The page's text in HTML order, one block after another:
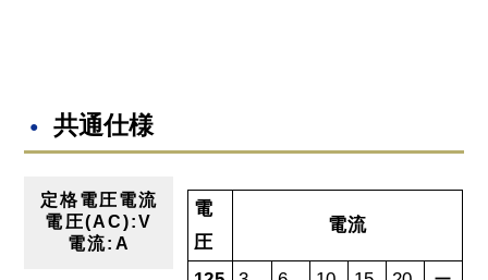
共通仕様
定格電圧電流
電圧(AC):V
電流:A
電
圧
電流